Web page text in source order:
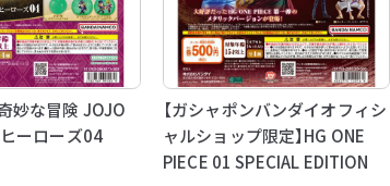
妙な冒険 JOJO
ーローズ04
【ガシャポンバンダイオフィシ
ャルショップ限定】HG ONE
PIECE 01 SPECIAL EDITION